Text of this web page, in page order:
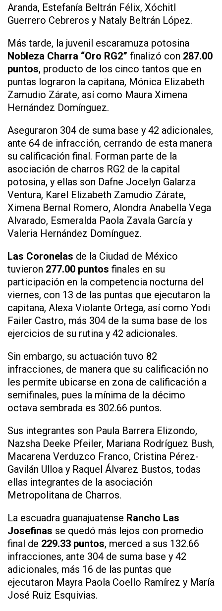
Aranda, Estefanía Beltrán Félix, Xóchitl
Guerrero Cebreros y Nataly Beltrán López.
Más tarde, la juvenil escaramuza potosina
Nobleza Charra “Oro RG2” finalizó con 287.00
puntos, producto de los cinco tantos que en
puntas lograron la capitana, Mónica Elizabeth
Zamudio Zárate, así como Maura Ximena
Hernández Domínguez.
Aseguraron 304 de suma base y 42 adicionales,
ante 64 de infracción, cerrando de esta manera
su calificación final. Forman parte de la
asociación de charros RG2 de la capital
potosina, y ellas son Dafne Jocelyn Galarza
Ventura, Karel Elizabeth Zamudio Zárate,
Ximena Bernal Romero, Alondra Anabella Vega
Alvarado, Esmeralda Paola Zavala García y
Valeria Hernández Domínguez.
Las Coronelas de la Ciudad de México
tuvieron 277.00 puntos finales en su
participación en la competencia nocturna del
viernes, con 13 de las puntas que ejecutaron la
capitana, Alexa Violante Ortega, así como Yodi
Failer Castro, más 304 de la suma base de los
ejercicios de su rutina y 42 adicionales.
Sin embargo, su actuación tuvo 82
infracciones, de manera que su calificación no
les permite ubicarse en zona de calificación a
semifinales, pues la mínima de la décimo
octava sembrada es 302.66 puntos.
Sus integrantes son Paula Barrera Elizondo,
Nazsha Deeke Pfeiler, Mariana Rodríguez Bush,
Macarena Verduzco Franco, Cristina Pérez-
Gavilán Ulloa y Raquel Álvarez Bustos, todas
ellas integrantes de la asociación
Metropolitana de Charros.
La escuadra guanajuatense Rancho Las
Josefinas se quedó más lejos con promedio
final de 229.33 puntos, merced a sus 132.66
infracciones, ante 304 de suma base y 42
adicionales, más 16 de las puntas que
ejecutaron Mayra Paola Coello Ramírez y María
José Ruiz Esquivias.